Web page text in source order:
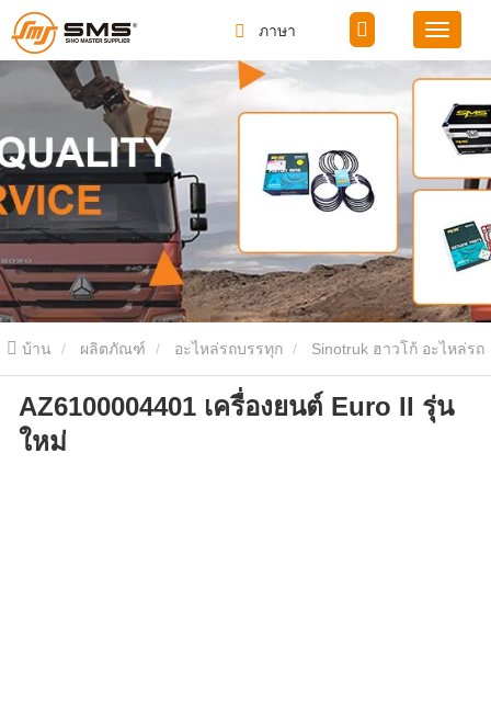
ภาษา
บ้าน ผลิตภัณฑ์ อะไหล่รถบรรทุก Sinotruk ฮาวโก้ อะไหล่รถ
บรรทุก AZ6100004401 เครื่องยนต์ Euro II รุ่นใหม่
AZ6100004401 เครื่องยนต์ Euro II รุ่น
ใหม่